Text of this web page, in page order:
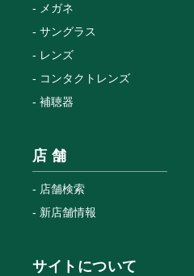
メガネ
サングラス
レンズ
コンタクトレンズ
補聴器
店 舗
店舗検索
新店舗情報
サイトについて